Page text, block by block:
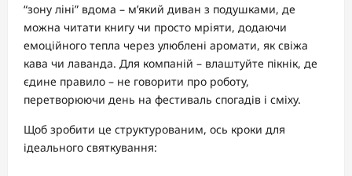
“зону ліні” вдома – м’який диван з подушками, де
можна читати книгу чи просто мріяти, додаючи
емоційного тепла через улюблені аромати, як свіжа
кава чи лаванда. Для компаній – влаштуйте пікнік, де
єдине правило – не говорити про роботу,
перетворюючи день на фестиваль спогадів і сміху.
Щоб зробити це структурованим, ось кроки для
ідеального святкування: